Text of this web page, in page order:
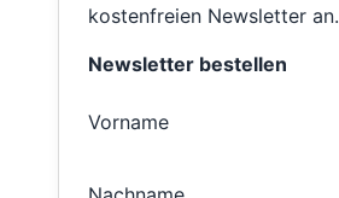
kostenfreien Newsletter an.